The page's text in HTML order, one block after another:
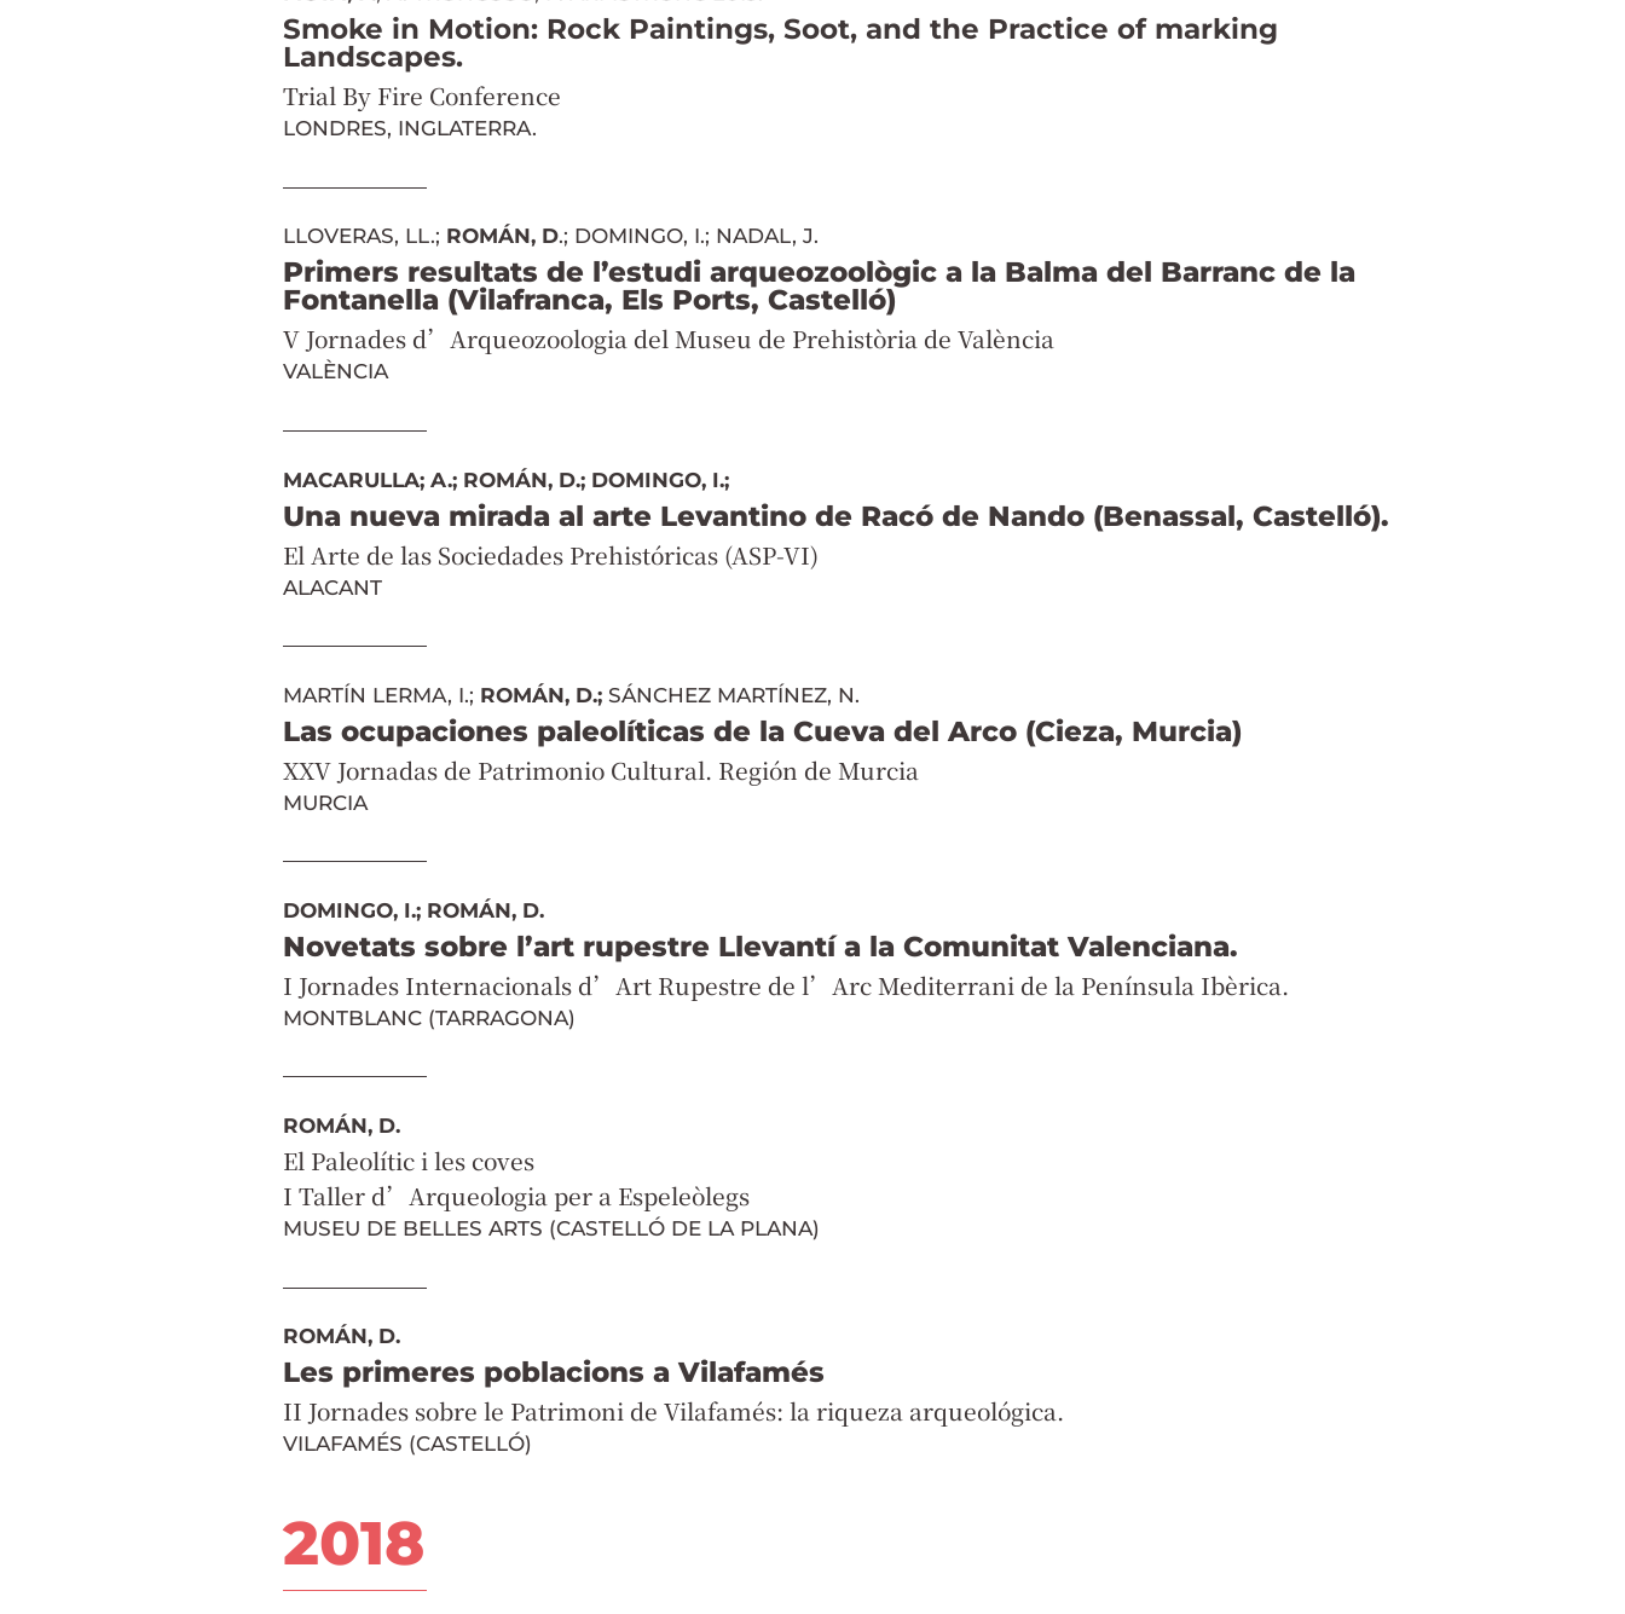
Smoke in Motion: Rock Paintings, Soot, and the Practice of marking
Landscapes.
Trial By Fire Conference
LONDRES, INGLATERRA.
LLOVERAS, LL.; ROMÁN, D.; DOMINGO, I.; NADAL, J.
Primers resultats de l’estudi arqueozoològic a la Balma del Barranc de la
Fontanella (Vilafranca, Els Ports, Castelló)
V Jornades d’Arqueozoologia del Museu de Prehistòria de València
VALÈNCIA
MACARULLA; A.; ROMÁN, D.; DOMINGO, I.;
Una nueva mirada al arte Levantino de Racó de Nando (Benassal, Castelló).
El Arte de las Sociedades Prehistóricas (ASP-VI)
ALACANT
MARTÍN LERMA, I.; ROMÁN, D.;SÁNCHEZ MARTÍNEZ, N.
Las ocupaciones paleolíticas de la Cueva del Arco (Cieza, Murcia)
XXV Jornadas de Patrimonio Cultural. Región de Murcia
MURCIA
DOMINGO, I.; ROMÁN, D.
Novetats sobre l’art rupestre Llevantí a la Comunitat Valenciana.
I Jornades Internacionals d’Art Rupestre de l’Arc Mediterrani de la Península Ibèrica.
MONTBLANC (TARRAGONA)
ROMÁN, D.
El Paleolític i les coves
I Taller d’Arqueologia per a Espeleòlegs
MUSEU DE BELLES ARTS (CASTELLÓ DE LA PLANA)
ROMÁN, D.
Les primeres poblacions a Vilafamés
II Jornades sobre le Patrimoni de Vilafamés: la riqueza arqueológica.
VILAFAMÉS (CASTELLÓ)
2018